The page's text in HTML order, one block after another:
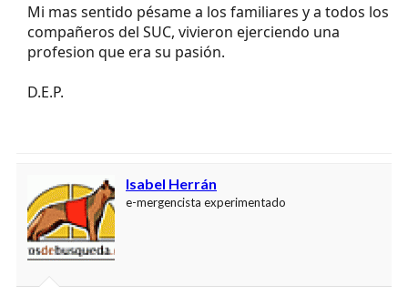
Mi mas sentido pésame a los familiares y a todos los
compañeros del SUC, vivieron ejerciendo una
profesion que era su pasión.
D.E.P.
Isabel Herrán
e-mergencista experimentado